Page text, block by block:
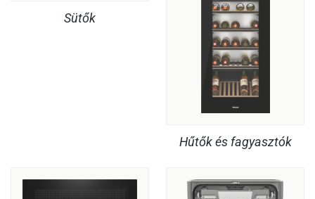
Sütők
Hűtők és fagyasztók